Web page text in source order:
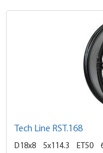
Tech Line RST.168
D18x8 5x114.3 ET50